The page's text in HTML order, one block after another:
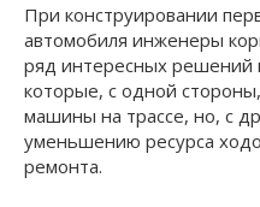
При конструировании
автомобиля инженеры
ряд интересных решений
которые, с одной
машины на трассе, но, с
уменьшению ресурса
ремонта.